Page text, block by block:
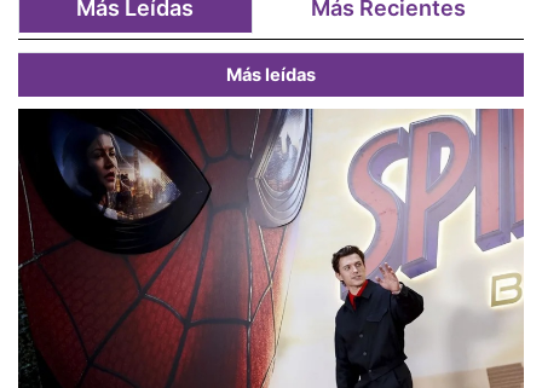
Más Leídas Más Recientes
Más leídas